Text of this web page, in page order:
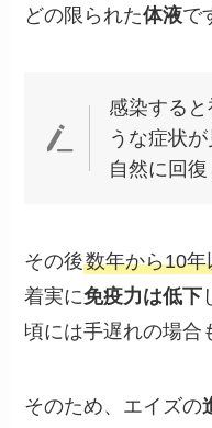
どの限られた体液で
感染する
うな症状
自然に回復
その後数年から10
着実に免疫力は低下
頃には手遅れの場合
そのため、エイズの